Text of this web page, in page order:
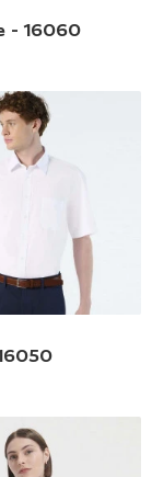
- 16060